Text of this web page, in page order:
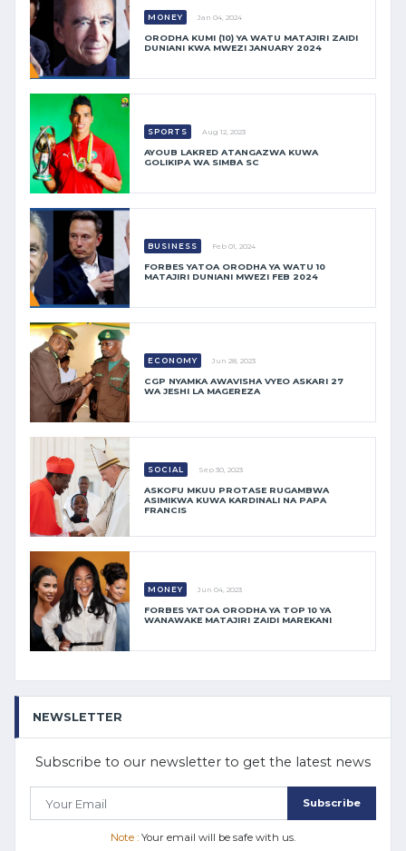
MONEY Jan 04, 2024
ORODHA KUMI (10) YA WATU MATAJIRI ZAIDI
DUNIANI KWA MWEZI JANUARY 2024
SPORTS Aug 12, 2023
AYOUB LAKRED ATANGAZWA KUWA
GOLIKIPA WA SIMBA SC
BUSINESS Feb 01, 2024
FORBES YATOA ORODHA YA WATU 10
MATAJIRI DUNIANI MWEZI FEB 2024
ECONOMY Jun 28, 2023
CGP NYAMKA AWAVISHA VYEO ASKARI 27
WA JESHI LA MAGEREZA
SOCIAL Sep 30, 2023
ASKOFU MKUU PROTASE RUGAMBWA
ASIMIKWA KUWA KARDINALI NA PAPA
FRANCIS
MONEY Jun 04, 2023
FORBES YATOA ORODHA YA TOP 10 YA
WANAWAKE MATAJIRI ZAIDI MAREKANI
NEWSLETTER
Subscribe to our newsletter to get the latest news
Subscribe
Note : Your email will be safe with us.